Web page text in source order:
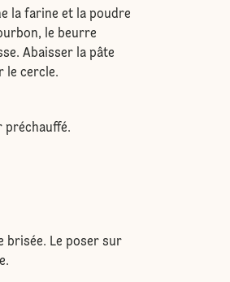
la farine et la poudre
le beurre
Abaisser la pâte
le cercle.
préchauffé.
brisée. Le poser sur